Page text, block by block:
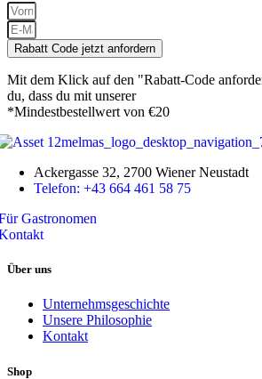
Rabatt Code jetzt anfordern
Mit dem Klick auf den "Rabatt-Code
du, dass du mit unserer
*Mindestbestellwert von €20
Ackergasse 32, 2700 Wiener Neustadt
Telefon: +43 664 461 58 75
Gastronomen
Über uns
Unternehmsgeschichte
Unsere Philosophie
Kontakt
Shop